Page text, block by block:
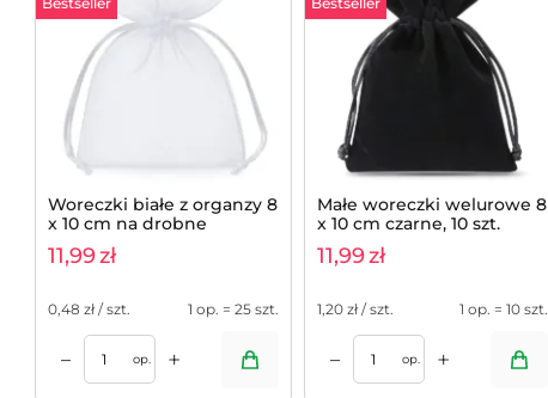
Woreczki białe z organzy 8
x 10 cm na drobne
upominki z lawendą - 25
szt.
11,99zł
0,48 zł / szt. 1 op. = 25 szt.
– op. +
Małe woreczki welurowe 8
x 10 cm czarne, 10 szt.
11,99zł
1,20 zł / szt. 1 op. = 10 szt.
– op. +
Dodaj do koszyka